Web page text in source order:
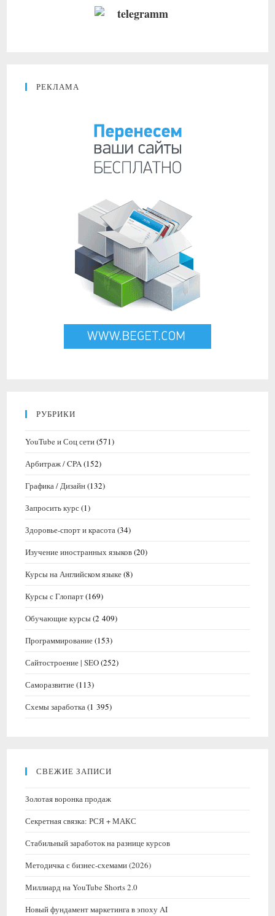
РЕКЛАМА
РУБРИКИ
YouTube и Соц сети(571)
Арбитраж / CPA(152)
Графика / Дизайн(132)
Запросить курс(1)
Здоровье-спорт и красота(34)
Изучение иностранных языков(20)
Курсы на Английском языке(8)
Курсы с Глопарт(169)
Обучающие курсы(2 409)
Программирование(153)
Сайтостроение | SEO(252)
Саморазвитие(113)
Схемы заработка(1 395)
СВЕЖИЕ ЗАПИСИ
Золотая воронка продаж
Секретная связка: РСЯ + МАКС
Стабильный заработок на разнице курсов
Методичка с бизнес-схемами (2026)
Миллиард на YouTube Shorts 2.0
Новый фундамент маркетинга в эпоху AI